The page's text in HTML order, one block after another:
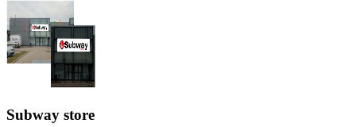
Subway store